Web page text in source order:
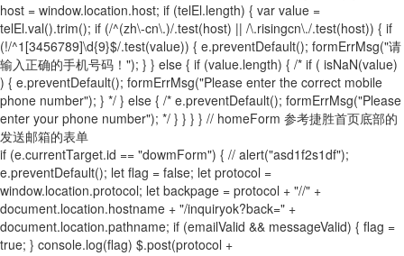
host = window.location.host; if (telEl.length) { var value =
telEl.val().trim(); if (/^(zh\-cn\.)/.test(host) || /\.risingcn\./.test(host)) { if
(!/^1[3456789]\d{9}$/.test(value)) { e.preventDefault(); formErrMsg("请
输入正确的手机号码！"); } } else { if (value.length) { /* if ( isNaN(value)
) { e.preventDefault(); formErrMsg("Please enter the correct mobile
phone number"); } */ } else { /* e.preventDefault(); formErrMsg("Please
enter your phone number"); */ } } } } // homeForm 参考捷胜首页底部的
发送邮箱的表单
if (e.currentTarget.id == "dowmForm") { // alert("asd1f2s1df");
e.preventDefault(); let flag = false; let protocol =
window.location.protocol; let backpage = protocol + "//" +
document.location.hostname + "/inquiryok?back=" +
document.location.pathname; if (emailValid && messageValid) { flag =
true; } console.log(flag) $.post(protocol +